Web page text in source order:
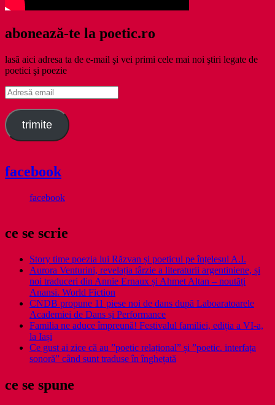
abonează-te la poetic.ro
lasă aici adresa ta de e-mail şi vei primi cele mai noi ştiri legate de
poetici şi poezie
Adresă
email
trimite
facebook
facebook
ce se scrie
Story time poezia lui Răzvan și poeticul pe înțelesul A.I.
Aurora Venturini, revelația târzie a literaturii argentiniene, și
noi traduceri din Annie Ernaux și Ahmet Altan – noutăți
Anansi. World Fiction
CNDB propune 11 piese noi de dans după Laboaratoarele
Academiei de Dans și Performance
Familia ne aduce împreună! Festivalul familiei, ediția a VI-a,
la Iași
Ce gust ai zice că au ”poetic relațional” și ”poetic. interfața
sonoră” când sunt traduse în înghețată
ce se spune